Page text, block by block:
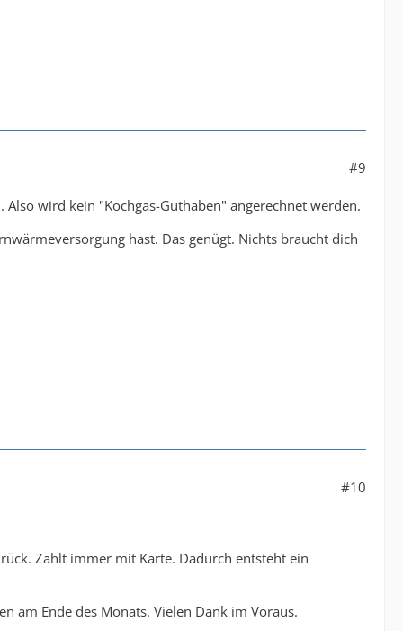
#9
wird kein "Kochgas-Guthaben" angerechnet werden.
hast. Das genügt. Nichts braucht dich
#10
Zahlt immer mit Karte. Dadurch entsteht ein
am Ende des Monats. Vielen Dank im Voraus.